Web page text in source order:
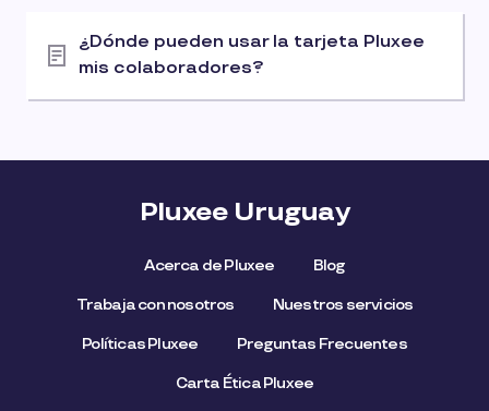
¿Dónde pueden usar la tarjeta Pluxee
mis colaboradores?
Pluxee Uruguay
Acerca de Pluxee Blog
Trabaja con nosotros Nuestros servicios
Políticas Pluxee Preguntas Frecuentes
Carta Ética Pluxee